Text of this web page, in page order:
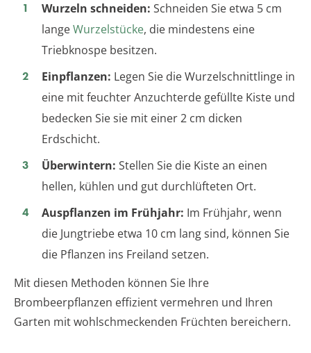
Wurzeln schneiden: Schneiden Sie etwa 5 cm
langeWurzelstücke, die mindestens eine
Triebknospe besitzen.
Einpflanzen: Legen Sie die Wurzelschnittlinge in
eine mit feuchter Anzuchterde gefüllte Kiste und
bedecken Sie sie mit einer 2 cm dicken
Erdschicht.
Überwintern: Stellen Sie die Kiste an einen
hellen, kühlen und gut durchlüfteten Ort.
Auspflanzen im Frühjahr: Im Frühjahr, wenn
die Jungtriebe etwa 10 cm lang sind, können Sie
die Pflanzen ins Freiland setzen.
Mit diesen Methoden können Sie Ihre
Brombeerpflanzen effizient vermehren und Ihren
Garten mit wohlschmeckenden Früchten bereichern.